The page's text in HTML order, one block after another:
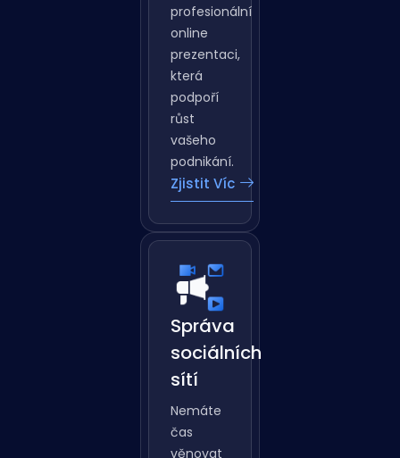
měsíčně.
Zajistíme
vám
profesionální
online
prezentaci,
která
podpoří
růst
vašeho
podnikání.
Zjistit Víc
Správa
sociálních
sítí